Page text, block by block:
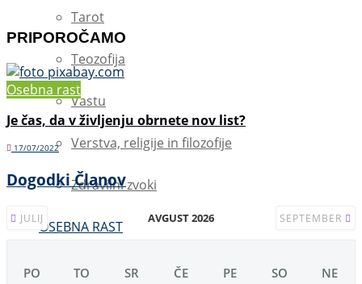
Tarot
Teozofija
Vastu
Verstva, religije in filozofije
Zdravilni zvoki
OSEBNA RAST
Afirmacije
PRIPOROČAMO
Osebna rast
Je čas, da v življenju obrnete nov list?
17/07/2022
Dogodki Članov
JULIJ AVGUST 2026 SEPTEMBER
PO TO SR ČE PE SO NE